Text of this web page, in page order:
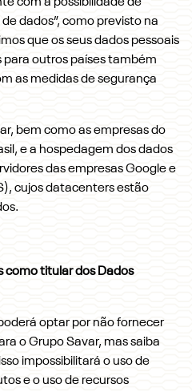
dados”, como previsto na
que os seus dados pessoais
outros países também
as medidas de segurança
bem como as empresas do
e a hospedagem dos dados
das empresas Google e
cujos datacenters estão
como titular dos Dados
optar por não fornecer
o Grupo Savar, mas saiba
impossibilitará o uso de
e o uso de recursos